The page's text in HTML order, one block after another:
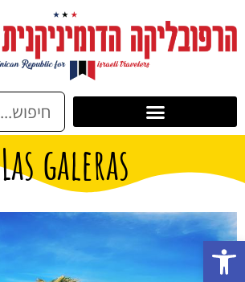
Las galeras
פתח סרגל נגישות